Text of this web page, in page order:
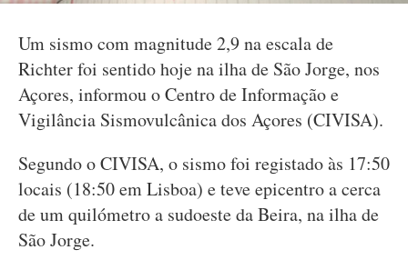
Um sismo com magnitude 2,9 na escala de
Richter foi sentido hoje na ilha de São Jorge, nos
Açores, informou o Centro de Informação e
Vigilância Sismovulcânica dos Açores (CIVISA).
Segundo o CIVISA, o sismo foi registado às 17:50
locais (18:50 em Lisboa) e teve epicentro a cerca
de um quilómetro a sudoeste da Beira, na ilha de
São Jorge.